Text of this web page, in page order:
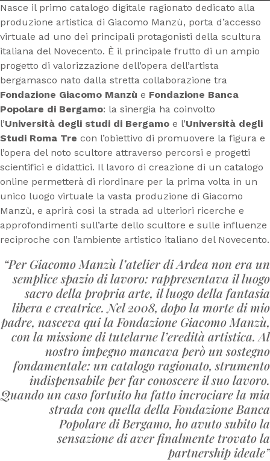
Nasce il primo catalogo digitale ragionato dedicato alla
produzione artistica di Giacomo Manzù, porta d’accesso
virtuale ad uno dei principali protagonisti della scultura
italiana del Novecento. È il principale frutto di un ampio
progetto di valorizzazione dell’opera dell’artista
bergamasco nato dalla stretta collaborazione tra
Fondazione Giacomo Manzù e Fondazione Banca
Popolare di Bergamo: la sinergia ha coinvolto
l’Università degli studi di Bergamo e l’Università degli
Studi Roma Tre con l’obiettivo di promuovere la figura e
l’opera del noto scultore attraverso percorsi e progetti
scientifici e didattici. Il lavoro di creazione di un catalogo
online permetterà di riordinare per la prima volta in un
unico luogo virtuale la vasta produzione di Giacomo
Manzù, e aprirà così la strada ad ulteriori ricerche e
approfondimenti sull’arte dello scultore e sulle influenze
reciproche con l’ambiente artistico italiano del Novecento.
“Per Giacomo Manzù l’atelier di Ardea non era un
semplice spazio di lavoro: rappresentava il luogo
sacro della propria arte, il luogo della fantasia
libera e creatrice. Nel 2008, dopo la morte di mio
padre, nasceva qui la Fondazione Giacomo Manzù,
con la missione di tutelarne l’eredità artistica. Al
nostro impegno mancava però un sostegno
fondamentale: un catalogo ragionato, strumento
indispensabile per far conoscere il suo lavoro.
Quando un caso fortuito ha fatto incrociare la mia
strada con quella della Fondazione Banca
Popolare di Bergamo, ho avuto subito la
sensazione di aver finalmente trovato la
partnership ideale”